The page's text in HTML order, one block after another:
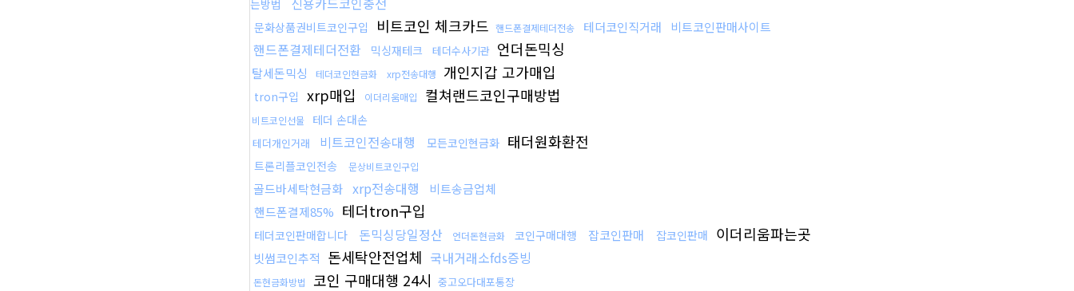
는방법
문화상품권비트코인구입 비트코인 체크카드 핸드폰결제테더전송 테더코인직거래 비트코인판매사이트
핸드폰결제테더전환 믹싱재테크 테더수사기관 언더돈믹싱
탈세돈믹싱 테더코인현금화 xrp전송대행 개인지갑 고가매입
tron구입 xrp매입 이더리움매입 컬쳐랜드코인구매방법
비트코인선물 테더 손대손
테더개인거래 비트코인전송대행 모든코인현금화 태더원화환전
트론리플코인전송 문상비트코인구입
골드바세탁현금화 xrp전송대행
비트송금업체
핸드폰결제85% 테더tron구입
테더코인판매합니다 돈믹싱당일정산 언더돈현금화 코인구매대행 잡코인판매 잡코인판매 이더리움파는곳
빗썸코인추적 돈세탁안전업체 국내거래소fds증빙
돈현금화방법 코인 구매대행 24시 중고오다대포통장